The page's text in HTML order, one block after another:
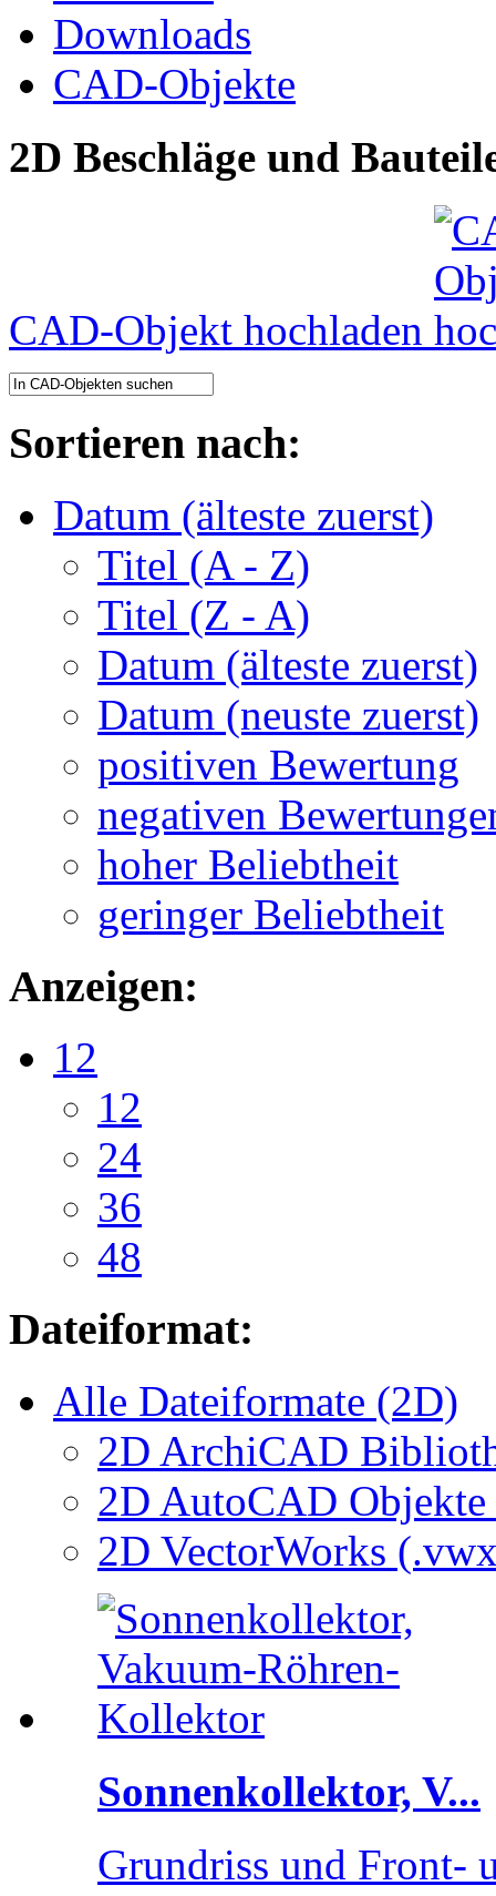
Downloads
CAD-Objekte
2D Beschläge und
CAD-Objekt hochladen
Sortieren nach:
Datum (älteste zuerst)
Titel (A - Z)
Titel (Z - A)
Datum (älteste zuerst)
Datum (neuste zuerst)
positiven Bewertung
negativen
hoher Beliebtheit
geringer Beliebtheit
Anzeigen:
12
12
24
36
48
Dateiformat:
Alle Dateiformate (2D)
2D ArchiCAD
2D AutoCAD
2D VectorWorks
Sonnenkollektor, V...
Grundriss und Front-